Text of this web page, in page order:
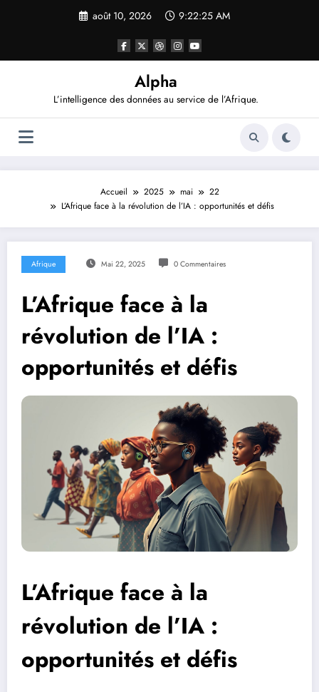
août 10, 2026 9:22:26 AM
Alpha
L’intelligence des données au service de l’Afrique.
Accueil 2025 mai
22
L’Afrique face à la révolution de l’IA : opportunités et défis
Afrique Mai 22, 2025 0 Commentaires
L’Afrique face à la
révolution de l’IA :
opportunités et défis
L’Afrique face à la
révolution de l’IA :
opportunités et défis